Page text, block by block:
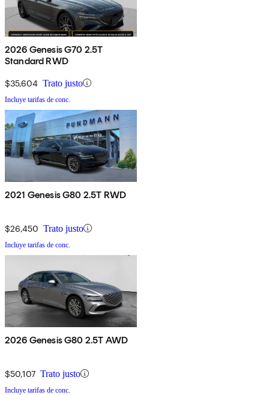
2026 Genesis G70 2.5T
Standard RWD
$35,604 Trato justo
Incluye tarifas de conc.
2021 Genesis G80 2.5T RWD
$26,450 Trato justo
Incluye tarifas de conc.
2026 Genesis G80 2.5T AWD
$50,107 Trato justo
Incluye tarifas de conc.